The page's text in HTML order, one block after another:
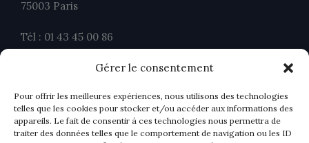
Gérer le consentement
Pour offrir les meilleures expériences, nous utilisons des technologies
telles que les cookies pour stocker et/ou accéder aux informations des
appareils. Le fait de consentir à ces technologies nous permettra de
traiter des données telles que le comportement de navigation ou les ID
75003 Paris
Tél : 01 43 45 00 86
contact@ahavocats.fr